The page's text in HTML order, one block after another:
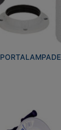
PORTALAMPADE